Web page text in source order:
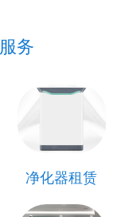
务
净化器租赁